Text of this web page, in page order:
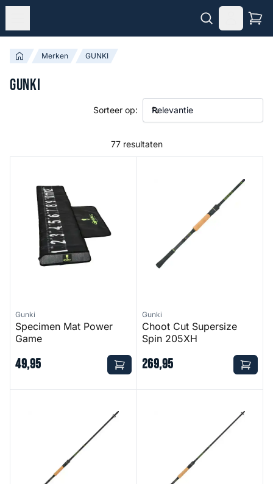
Merken GUNKI
GUNKI
77 resultaten
Sorteer op:
Gunki
Specimen Mat Power
Game
49,95
Gunki
Choot Cut Supersize
Spin 205XH
269,95